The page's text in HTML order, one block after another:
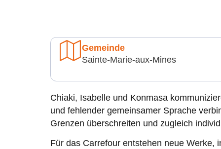
Gemeinde
Sainte-Marie-aux-Mines
Chiaki, Isabelle und Konmasa
und fehlender gemeinsamer Sprache
Grenzen überschreiten und zugleich
Für das Carrefour entstehen neue Werke,